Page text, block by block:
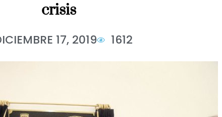
crisis
17, 2019 1612